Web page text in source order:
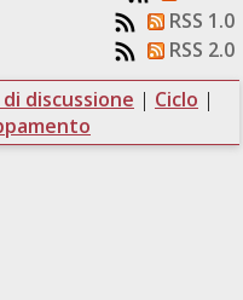
RSS 1.0
RSS 2.0
discussione | Ciclo |